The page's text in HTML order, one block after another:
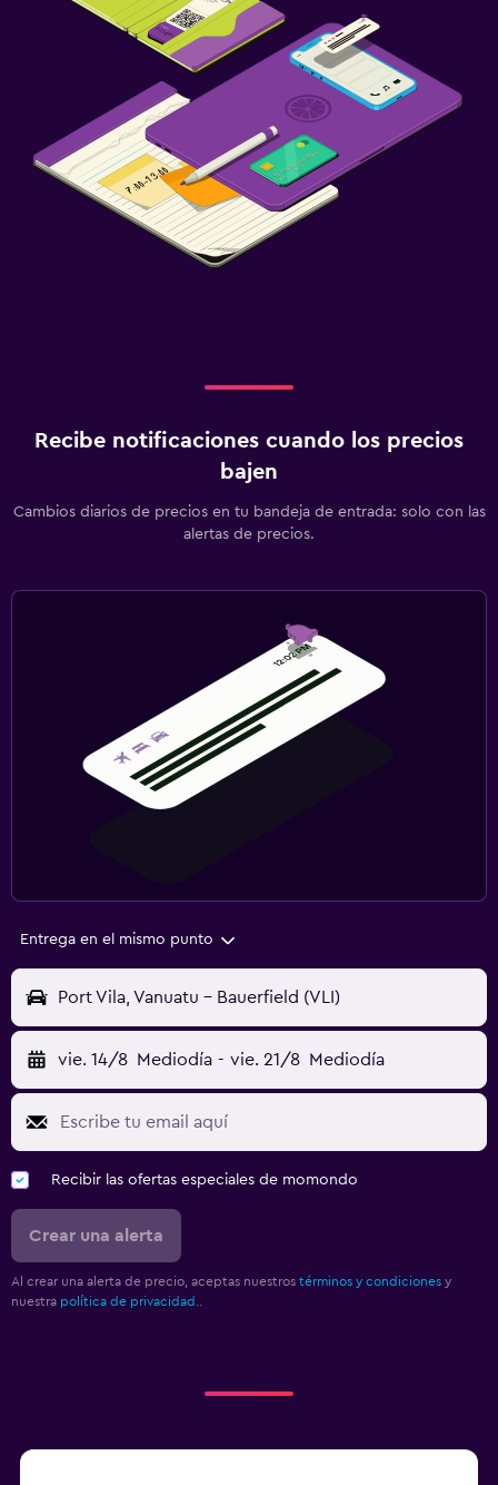
Recibe notificaciones cuando los precios
bajen
Cambios diarios de precios en tu bandeja de entrada: solo con las
alertas de precios.
Entrega en el mismo punto
Port Vila, Vanuatu - Bauerfield (VLI)
vie. 14/8 Mediodía - vie. 21/8 Mediodía
Recibir las ofertas especiales de momondo
Crear una alerta
Al crear una alerta de precio, aceptas nuestros términos y condiciones y
nuestra política de privacidad..